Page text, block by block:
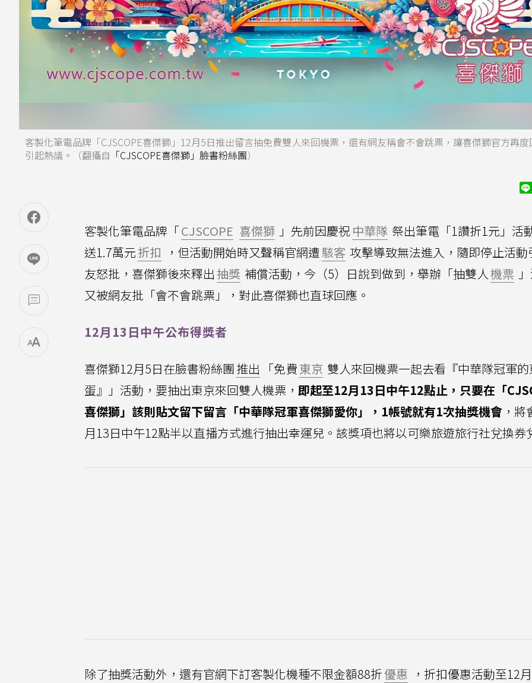
客製化筆電品牌「CJSCOPE喜傑獅」12月5日推出留言抽免費雙人來回機票，還有網友稱會不會跳票，讓喜傑獅官方再
引起熱議。（翻攝自 「CJSCOPE喜傑獅」臉書粉絲團）
客製化筆電品牌「CJSCOPE 喜傑獅 」先前因慶祝中華隊 祭出筆電「1讚折1元」活
送1.7萬元折扣 ，但活動開始時又聲稱官網遭駭客 攻擊導致無法進入，隨即停止活動
友怒批，喜傑獅後來釋出抽獎 補償活動，今（5）日說到做到，舉辦「抽雙人機票
又被網友批「會不會跳票」，對此喜傑獅也直球回應。
12月13日中午公布得獎者
喜傑獅12月5日在臉書粉絲團推出 「免費東京 雙人來回機票一起去看『中華隊冠軍
蛋』」活動，要抽出東京來回雙人機票， 即起至12月13日中午12點止，只要在「
喜傑獅」該則貼文留下留言「中華隊冠軍喜傑獅愛你」，1帳號就有1次抽獎機會 ，
月13日中午12點半以直播方式進行抽出幸運兒。該獎項也將以可樂旅遊旅行社兌換券
除了抽獎活動外，還有官網下訂客製化機種不限金額88折優惠 ，折扣優惠活動至12